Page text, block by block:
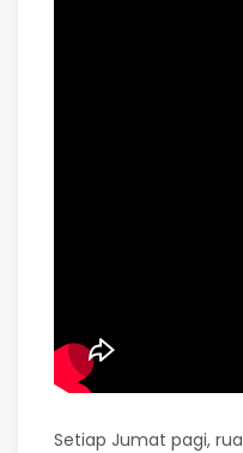
Setiap Jumat pagi,